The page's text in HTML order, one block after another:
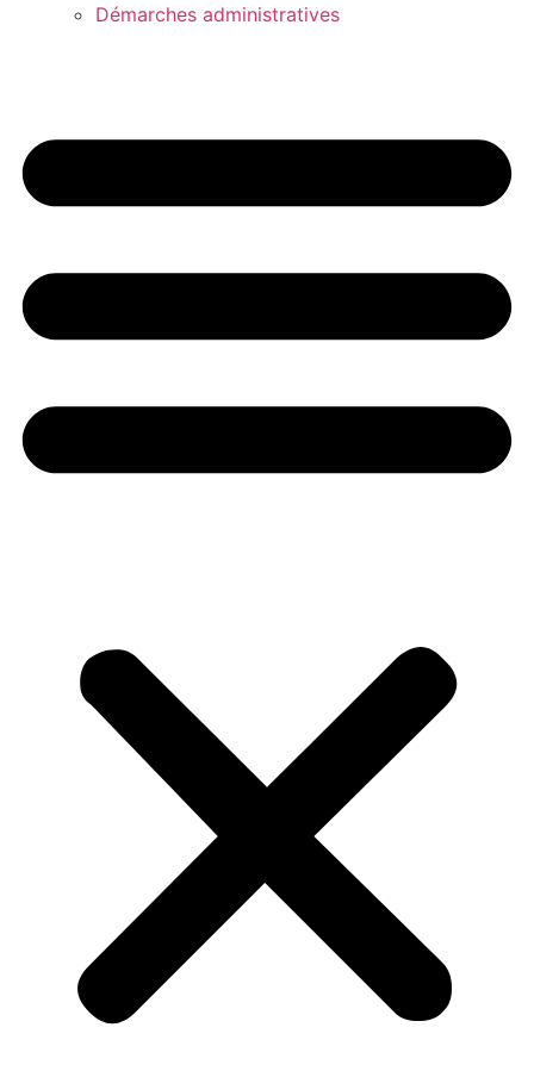
Démarches administratives